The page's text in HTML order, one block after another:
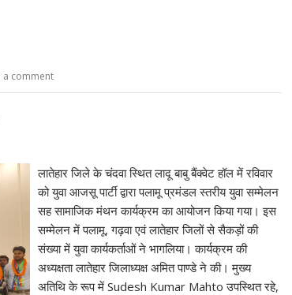
a comment
लातेहार जिले के चंदवा स्थित लादू बाबु बैंक्वेट हॉल में रविवार
को युवा आजसू पार्टी द्वारा पलामू प्रमंडल स्तरीय युवा सम्मेलन
सह सामाजिक मंथन कार्यक्रम का आयोजन किया गया। इस
सम्मेलन में पलामू, गढ़वा एवं लातेहार जिलों से सैकड़ों की
संख्या में युवा कार्यकर्ताओं ने भागलिया। कार्यक्रम की
अध्यक्षता लातेहार जिलाध्यक्ष अमित पाण्डे ने की। मुख्य
अतिथि के रूप में Sudesh Kumar Mahto उपस्थित रहे,